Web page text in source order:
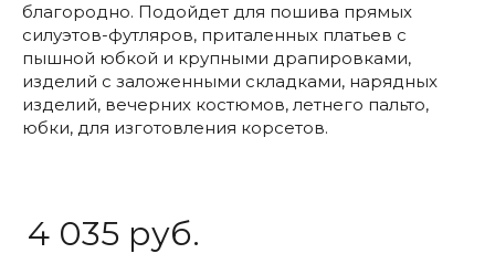
благородно. Подойдет для пошива прямых
силуэтов-футляров, приталенных платьев с
пышной юбкой и крупными драпировками,
изделий с заложенными складками, нарядных
изделий, вечерних костюмов, летнего пальто,
юбки, для изготовления корсетов.
4 035 руб.